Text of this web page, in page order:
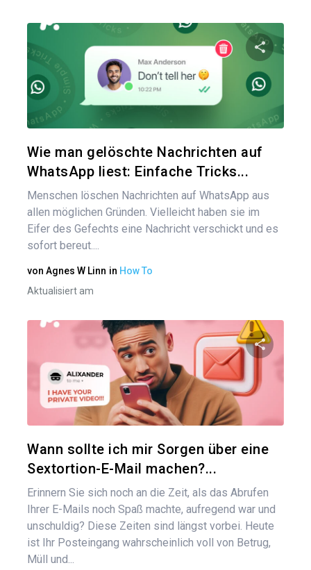
Diesen
Wie man gelöschte Nachrichten auf
WhatsApp liest: Einfache Tricks...
Menschen löschen Nachrichten auf WhatsApp aus
allen möglichen Gründen. Vielleicht haben sie im
Eifer des Gefechts eine Nachricht verschickt und es
sofort bereut....
von Agnes W Linn in How To
Aktualisiert am
Wann sollte ich mir Sorgen über eine
Sextortion-E-Mail machen?...
Erinnern Sie sich noch an die Zeit, als das Abrufen
Ihrer E-Mails noch Spaß machte, aufregend war und
unschuldig? Diese Zeiten sind längst vorbei. Heute
ist Ihr Posteingang wahrscheinlich voll von Betrug,
Müll und...